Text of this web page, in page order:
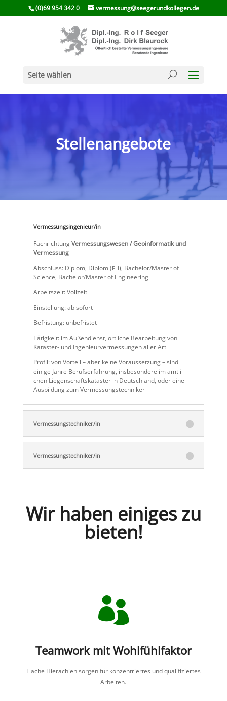
(0)69 954 342 0 vermessung@seegerundkollegen.de
Seite wählen
Stellen­an­ge­bote
Vermessungs­ingenieur/​in
Fachrich­tungVermes­sungs­wesen / Geoin­for­matik und
Vermessung
Abschluss: Diplom, Diplom (FH), Bachelor/​Master of
Science, Bachelor/​Master of Engineering
Arbeits­zeit: Vollzeit
Einstel­lung: ab sofort
Befris­tung: unbefristet
Tätig­keit: im Außen­dienst, örtliche Bearbei­tung von
Kataster- und Ingenieur­ver­mes­sungen aller Art
Profil: von Vorteil – aber keine Voraus­set­zung – sind
einige Jahre Berufs­er­fah­rung, insbe­son­dere im amtli­
chen Liegen­schafts­ka­taster in Deutsch­land, oder eine
Ausbil­dung zum Vermessungstechniker
Vermessungs­techniker/​in
Vermessungs­techniker/​in
Wir haben einiges zu
bieten!

Teamwork mit Wohlfühlfaktor
Flache Hiera­chien sorgen für konzen­triertes und quali­fi­ziertes
Arbeiten.